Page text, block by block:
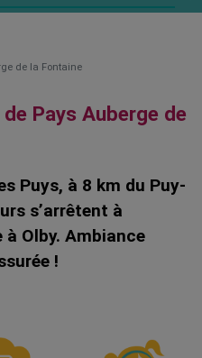
de la Fontaine
Pays Auberge de
Puys, à 8 km du Puy-
s’arrêtent à
à Olby. Ambiance
!